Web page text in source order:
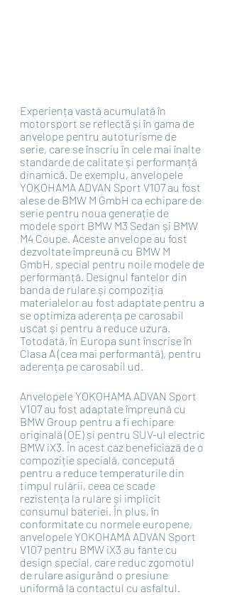
Experiența vastă acumulată în
motorsport se reflectă și în gama de
anvelope pentru autoturisme de
serie, care se înscriu în cele mai înalte
standarde de calitate și performanță
dinamică. De exemplu, anvelopele
YOKOHAMA ADVAN Sport V107 au fost
alese de BMW M GmbH ca echipare de
serie pentru noua generație de
modele sport BMW M3 Sedan și BMW
M4 Coupe. Aceste anvelope au fost
dezvoltate împreună cu BMW M
GmbH, special pentru noile modele de
performanță. Designul fantelor din
banda de rulare și compoziția
materialelor au fost adaptate pentru a
se optimiza aderența pe carosabil
uscat și pentru a reduce uzura.
Totodată, în Europa sunt înscrise în
Clasa A (cea mai performantă), pentru
aderența pe carosabil ud.
Anvelopele YOKOHAMA ADVAN Sport
V107 au fost adaptate împreună cu
BMW Group pentru a fi echipare
originală (OE) și pentru SUV-ul electric
BMW iX3. În acest caz beneficiază de o
compoziție specială, concepută
pentru a reduce temperaturile din
timpul rulării, ceea ce scade
rezistența la rulare și implicit
consumul bateriei. În plus, în
conformitate cu normele europene,
anvelopele YOKOHAMA ADVAN Sport
V107 pentru BMW iX3 au fante cu
design special, care reduc zgomotul
de rulare asigurând o presiune
uniformă la contactul cu asfaltul.